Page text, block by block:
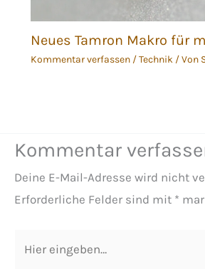
Neues Tamron Makro für
Kommentar verfassen /Technik/ Von
Kommentar
Deine E-Mail-Adresse wird nicht
Erforderliche Felder sind mit *
eingeben…